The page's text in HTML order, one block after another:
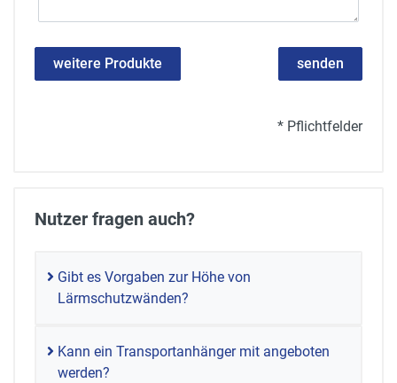
Nutzer fragen auch?
Gibt es Vorgaben zur Höhe von
Lärmschutzwänden?
Kann ein Transportanhänger mit angeboten
werden?
weitere Produkte senden
* Pflichtfelder